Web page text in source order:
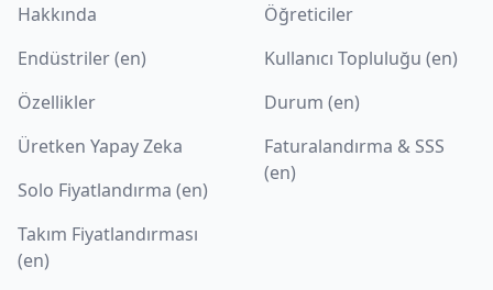
Hakkında
Endüstriler (en)
Özellikler
Üretken Yapay Zeka
Solo Fiyatlandırma (en)
Takım Fiyatlandırması
(en)
Öğreticiler
Kullanıcı Topluluğu (en)
Durum (en)
Faturalandırma & SSS
(en)